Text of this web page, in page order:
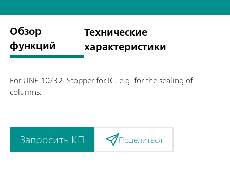
Обзор
функций
Технические
характеристики
For UNF 10/32. Stopper for IC, e.g. for the sealing of
columns.
Запросить КП Поделиться